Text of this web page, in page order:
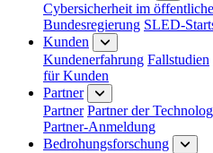
Cybersicherheit im
Bundesregierung SLED-
Kunden
Kundenerfahrung Fallstudien
für Kunden
Partner
Partner Partner der
Partner-Anmeldung
Bedrohungsforschung